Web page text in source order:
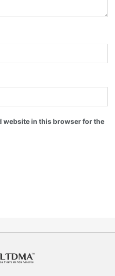
website in this browser for the